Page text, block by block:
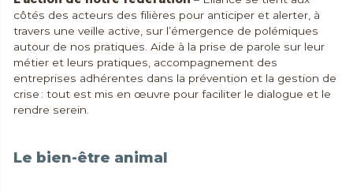
côtés des acteurs des filières pour anticiper et alerter, à
travers une veille active, sur l’émergence de polémiques
autour de nos pratiques. Aide à la prise de parole sur leur
métier et leurs pratiques, accompagnement des
entreprises adhérentes dans la prévention et la gestion de
crise : tout est mis en œuvre pour faciliter le dialogue et le
rendre serein.
Le bien-être animal